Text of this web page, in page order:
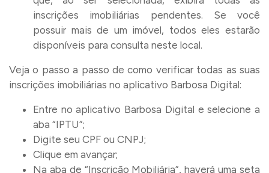
inscrições imobiliárias pendentes. Se você
possuir mais de um imóvel, todos eles estarão
disponíveis para consulta neste local.
Veja o passo a passo de como verificar todas as suas
inscrições imobiliárias no aplicativo Barbosa Digital:
Entre no aplicativo Barbosa Digital e selecione a
aba “IPTU”;
Digite seu CPF ou CNPJ;
Clique em avançar;
Na aba de “Inscrição Mobiliária”, haverá uma seta